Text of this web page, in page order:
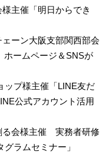
主催「明日からでき
ーン大阪支部関西部会
ームページ＆SNSが
プ様主催「LINE友だ
公式アカウント活用
る会様主催 実務者研修
ラムセミナー」